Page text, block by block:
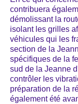
contribuera
démolissant la
isolant les grilles
véhicules qui les
section de la
spécifiques de la
sud de la Jeanne
contrôler les
préparation de la
également été